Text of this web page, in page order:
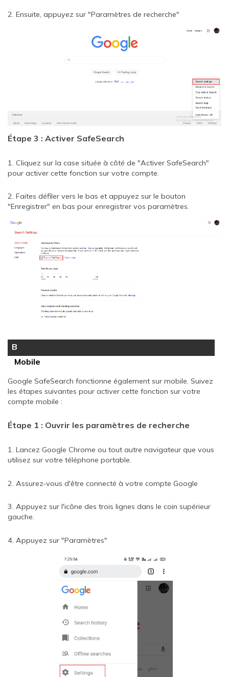
2. Ensuite, appuyez sur "Paramètres de recherche"
Étape 3 : Activer SafeSearch
1. Cliquez sur la case située à côté de "Activer SafeSearch"
pour activer cette fonction sur votre compte.
2. Faites défiler vers le bas et appuyez sur le bouton
"Enregistrer" en bas pour enregistrer vos paramètres.
B
Mobile
Google SafeSearch fonctionne également sur mobile. Suivez
les étapes suivantes pour activer cette fonction sur votre
compte mobile :
Étape 1 : Ouvrir les paramètres de recherche
1. Lancez Google Chrome ou tout autre navigateur que vous
utilisez sur votre téléphone portable.
2. Assurez-vous d'être connecté à votre compte Google
3. Appuyez sur l'icône des trois lignes dans le coin supérieur
gauche.
4. Appuyez sur "Paramètres"